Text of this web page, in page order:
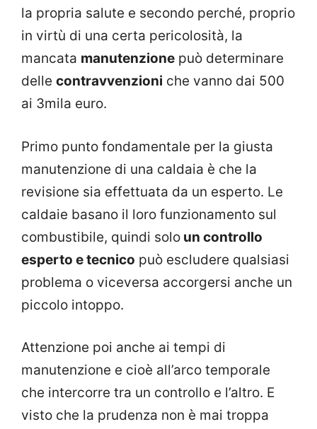
la propria salute e secondo perché, proprio
in virtù di una certa pericolosità, la
mancata manutenzione può determinare
delle contravvenzioni che vanno dai 500
ai 3mila euro.
Primo punto fondamentale per la giusta
manutenzione di una caldaia è che la
revisione sia effettuata da un esperto. Le
caldaie basano il loro funzionamento sul
combustibile, quindi solo un controllo
esperto e tecnico può escludere qualsiasi
problema o viceversa accorgersi anche un
piccolo intoppo.
Attenzione poi anche ai tempi di
manutenzione e cioè all’arco temporale
che intercorre tra un controllo e l’altro. E
visto che la prudenza non è mai troppa